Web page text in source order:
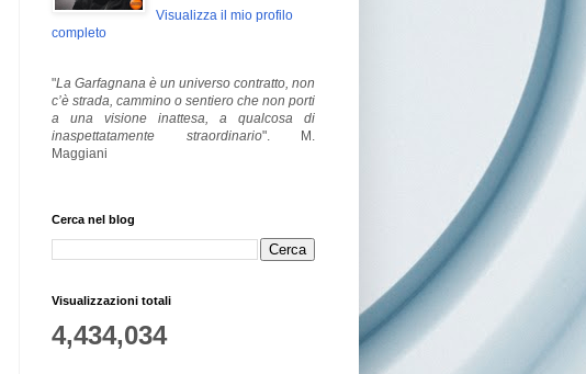
Visualizza il mio profilo
completo
"La Garfagnana è un universo contratto, non
c’è strada, cammino o sentiero che non porti
a una visione inattesa, a qualcosa di
inaspettatamente straordinario". M.
Maggiani
Cerca nel blog
Visualizzazioni totali
4,434,034